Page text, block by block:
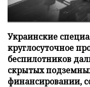
Украинские
круглосуточное
беспилотников
скрытых
финансировании,